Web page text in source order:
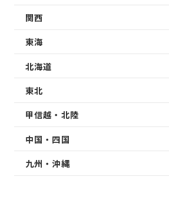
関西
東海
北海道
東北
甲信越・北陸
中国・四国
九州・沖縄